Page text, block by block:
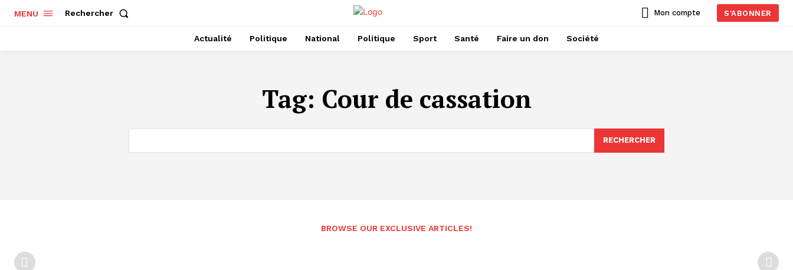
MENU Rechercher Mon compte S'ABONNER
Actualité Politique National Politique Sport Santé Faire un don Société
Tag: Cour de cassation
RECHERCHER
BROWSE OUR EXCLUSIVE ARTICLES!